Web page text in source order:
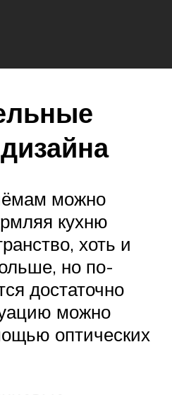
можно
кухню
хоть и
но по-
достаточно
можно
оптических